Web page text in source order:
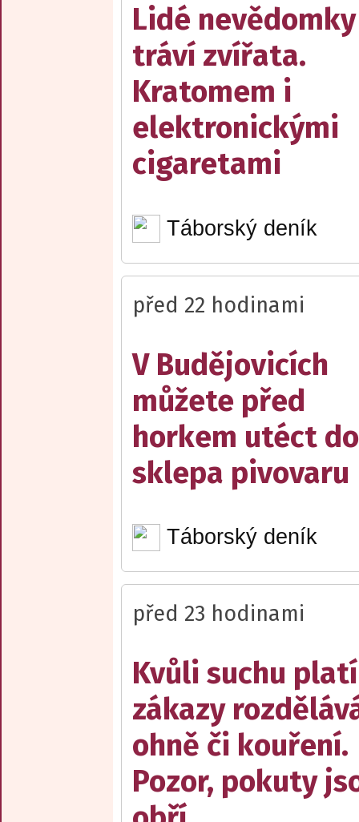
Lidé nevědomky
tráví zvířata.
Kratomem i
elektronickými
cigaretami
Táborský deník
před 22 hodinami
V Budějovicích
můžete před
horkem utéct do
sklepa pivovaru
Táborský deník
před 23 hodinami
Kvůli suchu
zákazy
ohně či kouření.
Pozor, pokuty